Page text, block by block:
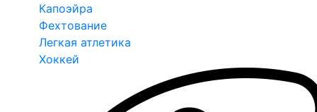
Капоэйра
Фехтование
Легкая атлетика
Хоккей